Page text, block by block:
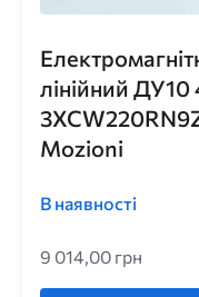
лінійний
Mozioni
В наявності
9 014,00 грн